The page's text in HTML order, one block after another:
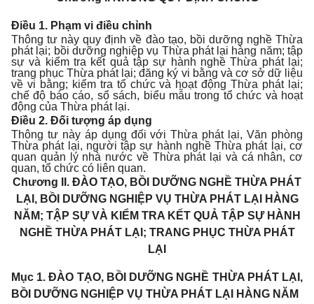
Điều 1. Phạm vi điều chỉnh
Thông tư này quy định về đào tạo, bồi dưỡng nghề Thừa
phát lại; bồi dưỡng nghiệp vụ Thừa phát lại hàng năm; tập
sự và kiểm tra kết quả tập sự hành nghề Thừa phát lại;
trang phục Thừa phát lại; đăng ký vi bằng và cơ sở dữ liệu
về vi bằng; kiểm tra tổ chức và hoạt động Thừa phát lại;
chế độ báo cáo, sổ sách, biểu mẫu trong tổ chức và hoạt
động của Thừa phát lại.
Điều 2. Đối tượng áp dụng
Thông tư này áp dụng đối với Thừa phát lại, Văn phòng
Thừa phát lại, người tập sự hành nghề Thừa phát lại, cơ
quan quản lý nhà nước về Thừa phát lại và cá nhân, cơ
quan, tổ chức có liên quan.
Chương II. ĐÀO TẠO, BỒI DƯỠNG NGHỀ THỪA PHÁT
LẠI, BỒI DƯỠNG NGHIỆP VỤ THỪA PHÁT LẠI HÀNG
NĂM; TẬP SỰ VÀ KIỂM TRA KẾT QUẢ TẬP SỰ HÀNH
NGHỀ THỪA PHÁT LẠI; TRANG PHỤC THỪA PHÁT
LẠI
Mục 1.ĐÀO TẠO, BỒI DƯỠNG NGHỀ THỪA PHÁT LẠI,
BỒI DƯỠNG NGHIỆP VỤ THỪA PHÁT LẠI HÀNG NĂM